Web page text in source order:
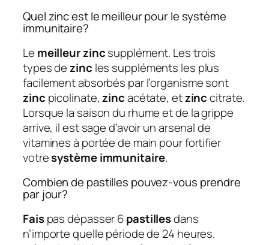
Quel zinc est le meilleur pour le système
immunitaire?
Le meilleur zincsupplément. Les trois
types dezinc les suppléments les plus
facilement absorbés par l’organisme sont
zinc picolinate,zincacétate, etzinccitrate.
Lorsque la saison du rhume et de la grippe
arrive, il est sage d’avoir un arsenal de
vitamines à portée de main pour fortifier
votresystème immunitaire.
Combien de pastilles pouvez-vous prendre
par jour?
Faispas dépasser 6pastillesdans
n’importe quelle période de 24 heures.